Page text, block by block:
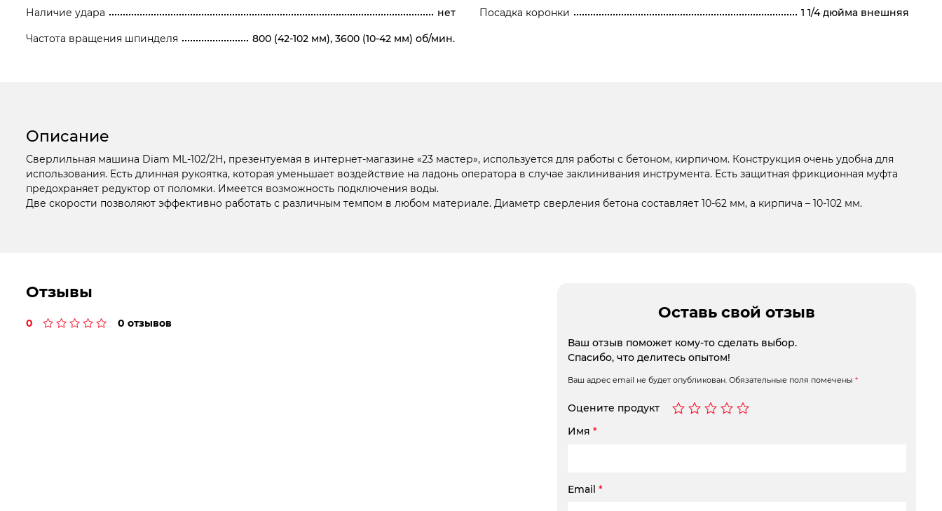
Наличие удара нет
Частота вращения шпинделя 800 (42-102 мм), 3600 (10-42 мм) об/мин.
Посадка коронки 1 1/4 дюйма внешняя
Описание
Сверлильная машина Diam ML-102/2Н, презентуемая в интернет-магазине «23 мастер», используется для работы с бетоном, кирпичом. Конструкция очень удобна для
использования. Есть длинная рукоятка, которая уменьшает воздействие на ладонь оператора в случае заклинивания инструмента. Есть защитная фрикционная муфта
предохраняет редуктор от поломки. Имеется возможность подключения воды.
Две скорости позволяют эффективно работать с различным темпом в любом материале. Диаметр сверления бетона составляет 10-62 мм, а кирпича – 10-102 мм.
Отзывы
0 0 отзывов
Оставь свой отзыв
Ваш отзыв поможет кому-то сделать выбор.
Спасибо, что делитесь опытом!
Ваш адрес email не будет опубликован. Обязательные поля помечены *
Оцените продукт
Имя *
Email *